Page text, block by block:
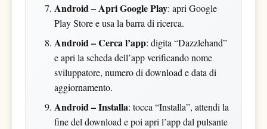
Android – Apri Google Play: apri Google
Play Store e usa la barra di ricerca.
Android – Cerca l’app: digita “Dazzlehand”
e apri la scheda dell’app verificando nome
sviluppatore, numero di download e data di
aggiornamento.
Android – Installa: tocca “Installa”, attendi la
fine del download e poi apri l’app dal pulsante